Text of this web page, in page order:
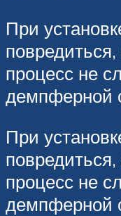
При
процесс не
демпферной
При
процесс не
демпферной